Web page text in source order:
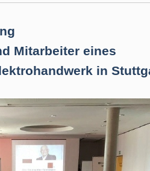
Mitarbeiter eines
in